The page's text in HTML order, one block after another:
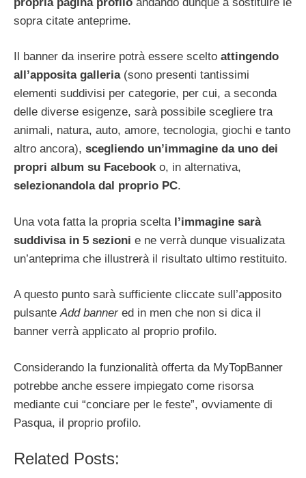
sopra citate anteprime.
Il banner da inserire potrà essere scelto attingendo
all’apposita galleria(sono presenti tantissimi
elementi suddivisi per categorie, per cui, a seconda
delle diverse esigenze, sarà possibile scegliere tra
animali, natura, auto, amore, tecnologia, giochi e tanto
altro ancora), scegliendo un’immagine da uno dei
propri album su Facebooko, in alternativa,
selezionandola dal proprio PC.
Una vota fatta la propria scelta l’immagine sarà
suddivisa in 5 sezioni e ne verrà dunque visualizata
un’anteprima che illustrerà il risultato ultimo restituito.
A questo punto sarà sufficiente cliccate sull’apposito
pulsanteAdd bannered in men che non si dica il
banner verrà applicato al proprio profilo.
Considerando la funzionalità offerta da MyTopBanner
potrebbe anche essere impiegato come risorsa
mediante cui “conciare per le feste”, ovviamente di
Pasqua, il proprio profilo.
Related Posts: